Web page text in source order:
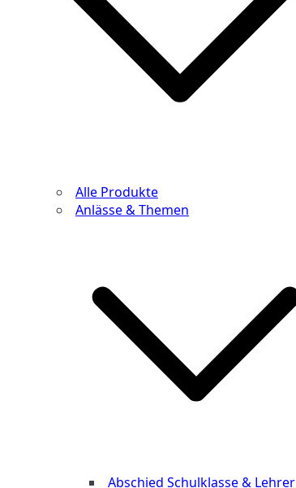
Alle Produkte
Anlässe & Themen
Abschied Schulklasse & Lehrer